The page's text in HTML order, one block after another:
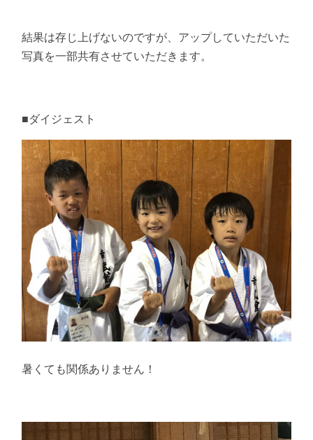
結果は存じ上げないのですが、アップしていただいた
写真を一部共有させていただきます。
■ダイジェスト
暑くても関係ありません！